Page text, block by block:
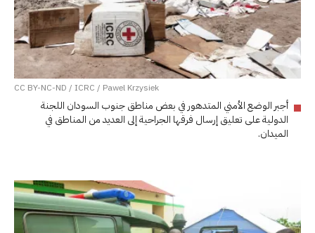
CC BY-NC-ND / ICRC / Pawel Krzysiek
أجبر الوضع الأمني المتدهور في بعض مناطق جنوب السودان اللجنة
الدولية على تعليق إرسال فرقها الجراحية إلى العديد من المناطق في
الميدان.